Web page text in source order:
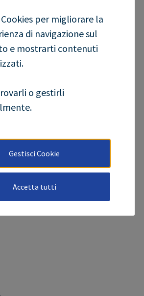
per migliorare la
di navigazione sul
e mostrarti contenuti
o gestirli
Gestisci Cookie
Accetta tutti